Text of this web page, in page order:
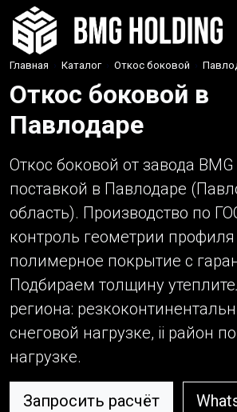
Главная › Каталог › Откос боковой ›
Откос боковой в
Павлодаре
Откос боковой от завода
поставкой в Павлодаре
область). Производство по
контроль геометрии
полимерное покрытие с
Подбираем толщину
региона:
снеговой нагрузке, ii район
нагрузке.
Запросить расчёт